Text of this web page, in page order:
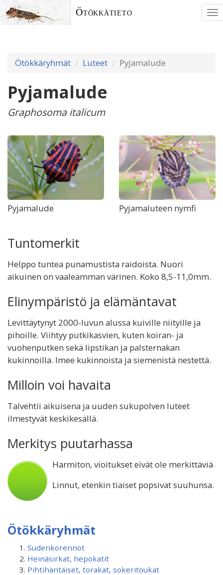
Ötökkätieto
Ötökkäryhmät Luteet Pyjamalude
Pyjamalude
Graphosoma italicum
Pyjamalude Pyjamaluteen nymfi
Tuntomerkit
Helppo tuntea punamustista raidoista. Nuori
aikuinen on vaaleamman värinen. Koko 8,5-11,0mm.
Elinympäristö ja elämäntavat
Levittäytynyt 2000-luvun alussa kuiville niityille ja
pihoille. Viihtyy putkikasvien, kuten koiran- ja
vuohenputken sekä lipstikan ja palsternakan
kukinnoilla. Imee kukinnoista ja siemenistä nestettä.
Milloin voi havaita
Talvehtii aikuisena ja uuden sukupolven luteet
ilmestyvät keskikesällä.
Merkitys puutarhassa
Harmiton, vioitukset eivät ole merkittäviä
Linnut, etenkin tiaiset popsivat suuhunsa.
Ötökkäryhmät
Sudenkorennot
Heinäsirkat, hepokatit
Pihtihäntäiset, torakat, sokeritoukat